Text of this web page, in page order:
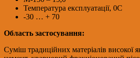
Температура експлуатації, 0С
-30 … + 70
Область застосування:
Суміш традиційних матеріалів високої